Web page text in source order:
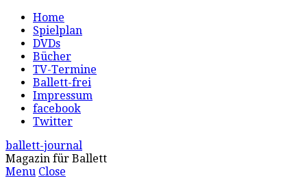
Home
Spielplan
DVDs
Bücher
TV-Termine
Ballett-frei
Impressum
facebook
Twitter
ballett-journal
Magazin für Ballett
Menu Close